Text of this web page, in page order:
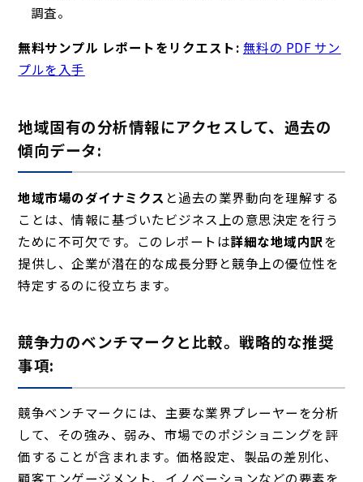
調査。
無料サンプル レポートをリクエスト: 無料の PDF サン
プルを入手
地域固有の分析情報にアクセスして、過去の
傾向データ:
地域市場のダイナミクス と過去の業界動向を理解する
ことは、情報に基づいたビジネス上の意思決定を行う
ために不可欠です。このレポートは詳細な地域内訳を
提供し、企業が潜在的な成長分野と競争上の優位性を
特定するのに役立ちます。
競争力のベンチマークと比較。戦略的な推奨
事項:
競争ベンチマークには、主要な業界プレーヤーを分析
して、その強み、弱み、市場でのポジショニングを評
価することが含まれます。価格設定、製品の差別化、
顧客エンゲージメント、イノベーションなどの要素を